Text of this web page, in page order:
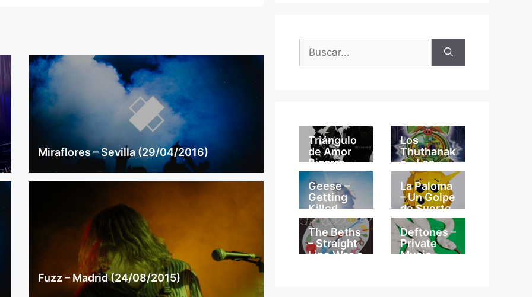
Miraflores – Sevilla (29/04/2016)
Fuzz – Madrid (24/08/2015)
Triángulo
de Amor
Bizarro –
Mi
Catedral
Los
Thuthanak
a – Los
Thuthanak
a
Geese –
Getting
Killed
La Paloma
– Un Golpe
de Suerte
The Beths
– Straight
Line Was a
Deftones –
Private
Music